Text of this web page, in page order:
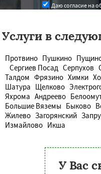
Даю согласие на
Услуги в
Протвино Пушкино
Сергиев Посад Серпухов
Талдом Фрязино Химки
Шатура Щелково
Яхрома Андреево
Большие Вяземы Быково
Жилево Загорянский
Измайлово Икша
У Вас